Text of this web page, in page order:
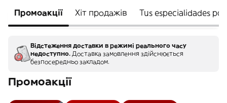
Промоакції Хіт продажів Tus especialidades
Відстеження доставки в режимі реального часу
недоступно. Доставка замовлення здійснюється
безпосередньо закладом.
Промоакції